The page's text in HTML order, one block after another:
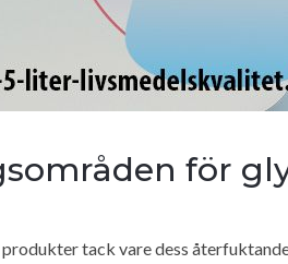
för
produkter tack vare dess